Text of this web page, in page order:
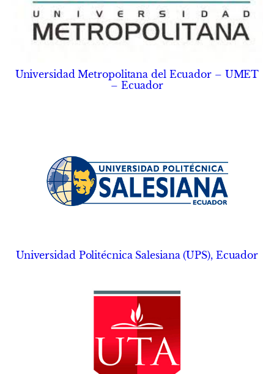
Universidad Metropolitana del Ecuador – UMET
– Ecuador
Universidad Politécnica Salesiana (UPS), Ecuador